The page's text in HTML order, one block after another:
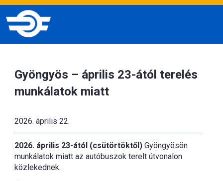
Gyöngyös – április 23-ától terelés
munkálatok miatt
2026. április 22.
2026. április 23-ától (csütörtöktől) Gyöngyösön
munkálatok miatt az autóbuszok terelt útvonalon
közlekednek.